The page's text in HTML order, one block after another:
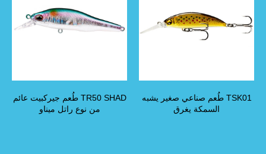
TSK01 طُعم صناعي صغير يشبه
السمكة يغرق
TR50 SHAD طُعم جيركبيت عائم
من نوع راتل ميناو